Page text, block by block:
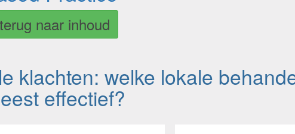
terug naar inhoud
klachten: welke lokale
effectief?